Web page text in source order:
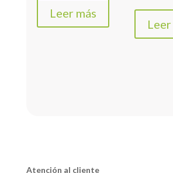
Leer más
Leer
Atención al cliente